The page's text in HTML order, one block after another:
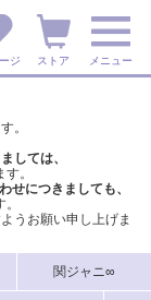
ジ ストア メニュー
。
しては、
。
せにつきましても、
うお願い申し上げま
関ジャニ∞